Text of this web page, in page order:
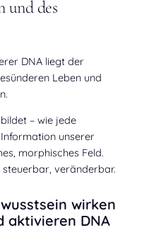
und des
DNA liegt der
Leben und
– wie jede
unserer
morphisches Feld.
veränderbar.
wirken
aktivieren DNA